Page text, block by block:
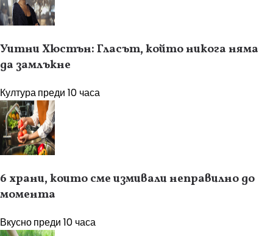
Уитни Хюстън: Гласът, който никога няма
да замлъкне
Културапреди 10 часа
6 храни, които сме измивали неправилно до
момента
Вкуснопреди 10 часа